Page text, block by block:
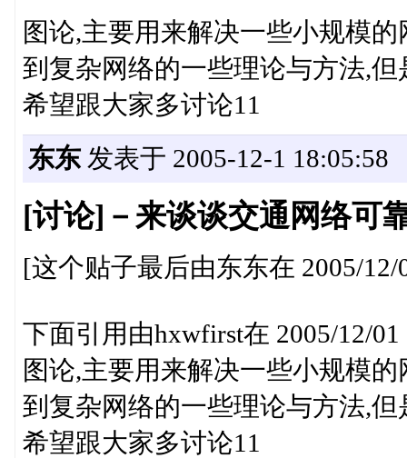
图论,主要用来解决一些小规模
到复杂网络的一些理论与方法,
希望跟大家多讨论11
东东发表于 2005-12-1 18:05:58
[讨论]－来谈谈交通网络可
[这个贴子最后由东东在 2005/12/
下面引用由hxwfirst在 2005/12/
图论,主要用来解决一些小规模
到复杂网络的一些理论与方法,
希望跟大家多讨论11